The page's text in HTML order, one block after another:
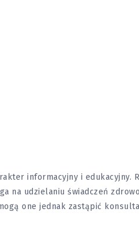
informacyjny i edukacyjny.
na udzielaniu świadczeń
one jednak zastąpić